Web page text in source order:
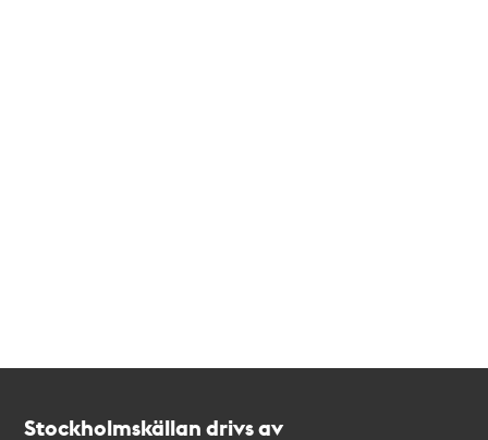
Stockholmskällan drivs av